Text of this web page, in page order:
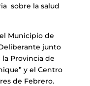
sobre la salud
Municipio de
junto
Provincia de
y el Centro
de Febrero.